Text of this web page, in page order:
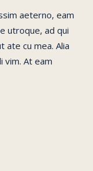
aeterno, eam
utroque, ad qui
ate cu mea. Alia
vim. At eam